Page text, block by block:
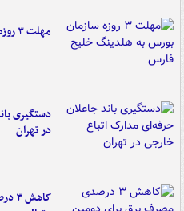
مهلت ۳ روزه سازمان بورس به هلدینگ خلیج فارس
دستگیری
در تهران